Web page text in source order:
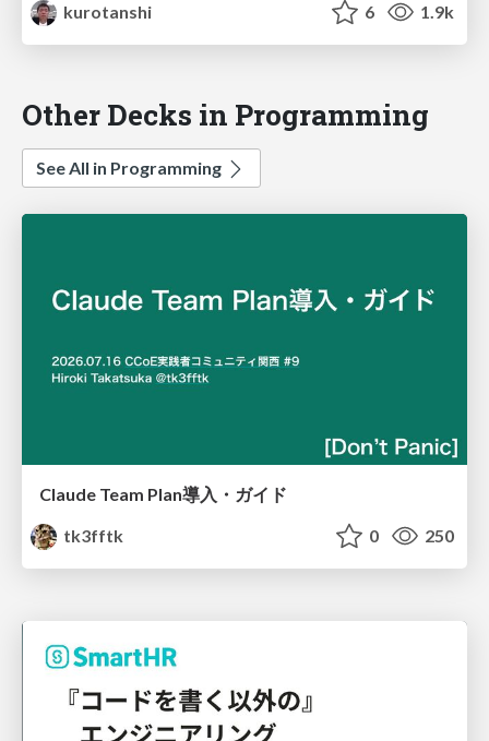
kurotanshi
6 1.9k
Other Decks in Programming
See All in Programming
Claude Team Plan導入・ガイド
tk3fftk
0 250